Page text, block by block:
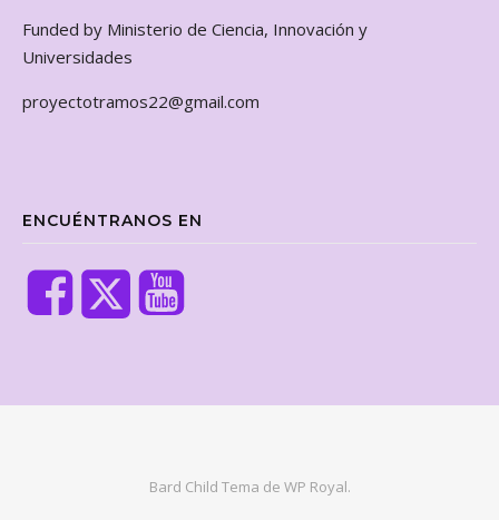
Funded by Ministerio de Ciencia, Innovación y
Universidades
proyectotramos22@gmail.com
ENCUÉNTRANOS EN
Bard Child Tema de WP Royal.